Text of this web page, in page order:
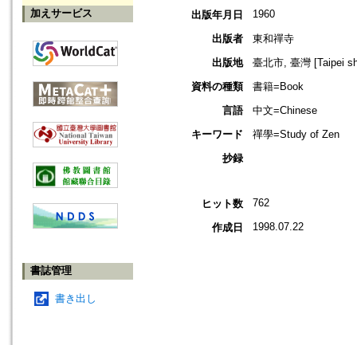
加えサービス
書誌管理
書き出し
出版年月日
1960
出版者
東和禪寺
出版地
臺北市, 臺灣 [Taipei
資料の種類
書籍=Book
言語
中文=Chinese
キーワード
禪學=Study of Zen
抄録
ヒット数 762
作成日 1998.07.22